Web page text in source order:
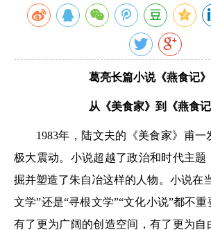
葛亮长篇小说《燕食记》
从《美食家》到《燕食记
1983年，陆文夫的《美食家》甫一
极大震动。小说超越了政治和时代主题
掘并塑造了朱自冶这样的人物。小说在
文学”还是“寻根文学”“文化小说”都不
有了更为广阔的创造空间，有了更为自